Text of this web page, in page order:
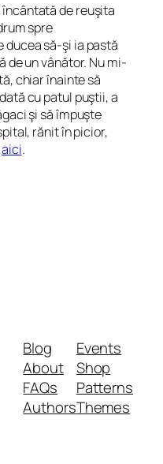
de reuşita
spre
ducea să-şi ia pastă
un vânător. Nu mi-
chiar înainte să
cu patul puştii, a
şi să împuşte
rănit în picior,
aici.
Blog
About
FAQs
Authors
Events
Shop
Patterns
Themes